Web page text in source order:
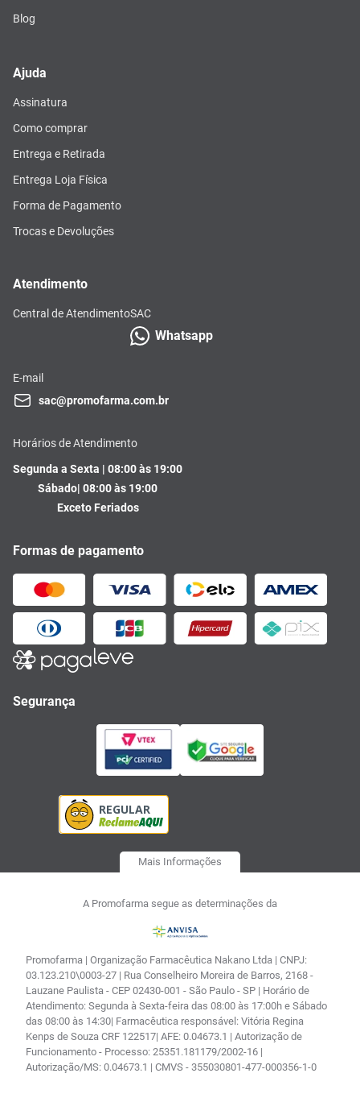
Blog
Ajuda
Assinatura
Como comprar
Entrega e Retirada
Entrega Loja Física
Forma de Pagamento
Trocas e Devoluções
Atendimento
Central de AtendimentoSAC
Whatsapp
E-mail
sac@promofarma.com.br
Horários de Atendimento
Segunda a Sexta | 08:00 às 19:00
Sábado| 08:00 às 19:00
Exceto Feriados
Formas de pagamento
Segurança
Mais Informações
A Promofarma segue as determinações da
Promofarma | Organização Farmacêutica Nakano Ltda | CNPJ:
03.123.210\0003-27 | Rua Conselheiro Moreira de Barros, 2168 -
Lauzane Paulista - CEP 02430-001 - São Paulo - SP | Horário de
Atendimento: Segunda à Sexta-feira das 08:00 às 17:00h e Sábado
das 08:00 às 14:30| Farmacêutica responsável: Vitória Regina
Kenps de Souza CRF 122517| AFE: 0.04673.1 | Autorização de
Funcionamento - Processo: 25351.181179/2002-16 |
Autorização/MS: 0.04673.1 | CMVS - 355030801-477-000356-1-0